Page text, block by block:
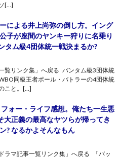
[…]
による井上尚弥の倒し方。イング
子が座間のヤンキー狩りに名乗り
タム級4団体統一戦決まるか?
覧リンク集」へ戻る バンタム級3団体統
同級王者ポール・バトラーの4団体統
こと。[…]
ォー・ライフ感想。俺たち一生悪
大正義の最高なヤツらが帰ってき
? なるかよそんなもん
ラマ記事一覧リンク集」へ戻る 「バッ